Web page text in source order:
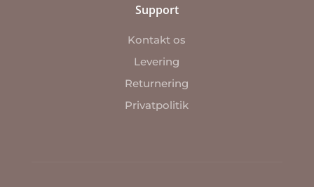
Support
Kontakt os
Levering
Returnering
Privatpolitik